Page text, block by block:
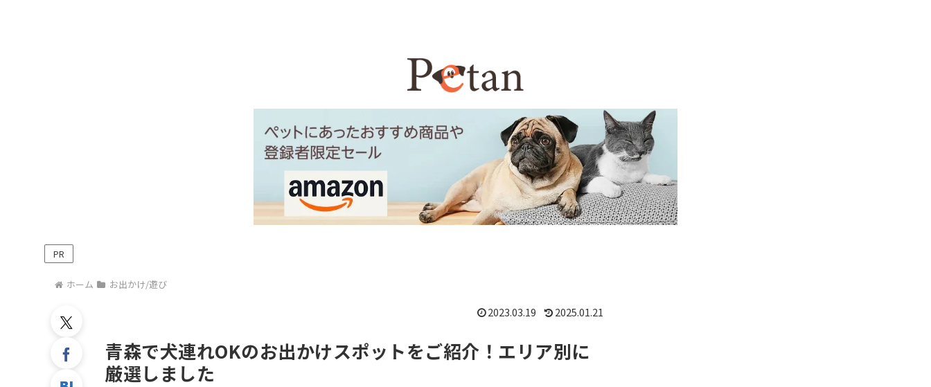
PR
ホーム お出かけ/遊び
青森で犬連れOKのお出かけスポットをご紹介！エリア別に
厳選しました
2023.03.19 2025.01.21